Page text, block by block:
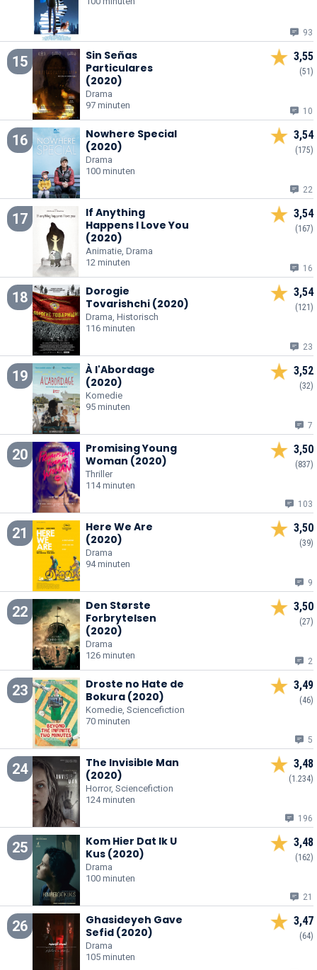
93
15
Sin Señas
Particulares
(2020)
Drama
97 minuten
3,55
(51)
10
16
Nowhere Special
(2020)
Drama
100 minuten
3,54
(175)
22
17
If Anything
Happens I Love You
(2020)
Animatie, Drama
12 minuten
3,54
(167)
16
18
Dorogie
Tovarishchi (2020)
Drama, Historisch
116 minuten
3,54
(121)
23
19
À l'Abordage
(2020)
Komedie
95 minuten
3,52
(32)
7
20
Promising Young
Woman (2020)
Thriller
114 minuten
3,50
(837)
103
21
Here We Are
(2020)
Drama
94 minuten
3,50
(39)
9
22
Den Største
Forbrytelsen
(2020)
Drama
126 minuten
3,50
(27)
2
23
Droste no Hate de
Bokura (2020)
Komedie, Sciencefiction
70 minuten
3,49
(46)
5
24
The Invisible Man
(2020)
Horror, Sciencefiction
124 minuten
3,48
(1.234)
196
25
Kom Hier Dat Ik U
Kus (2020)
Drama
100 minuten
3,48
(162)
21
26
Ghasideyeh Gave
Sefid (2020)
Drama
105 minuten
3,47
(64)